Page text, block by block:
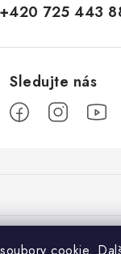
+420 725 443